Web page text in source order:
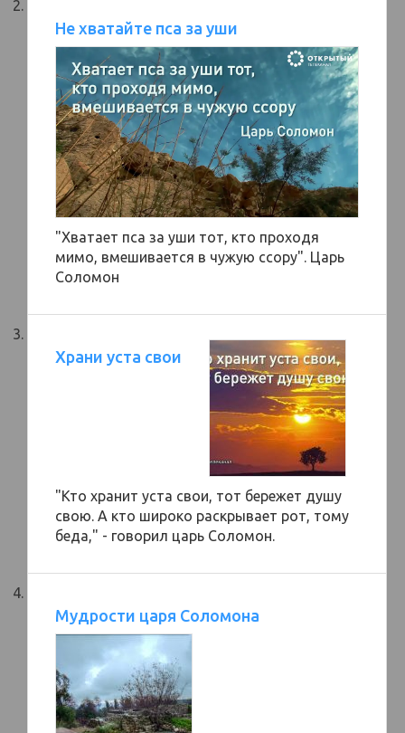
Не хватайте пса за уши
"Хватает пса за уши тот, кто проходя
мимо, вмешивается в чужую ссору". Царь
Соломон
Храни уста свои
"Кто хранит уста свои, тот бережет душу
свою. А кто широко раскрывает рот, тому
беда," - говорил царь Соломон.
Мудрости царя Соломона